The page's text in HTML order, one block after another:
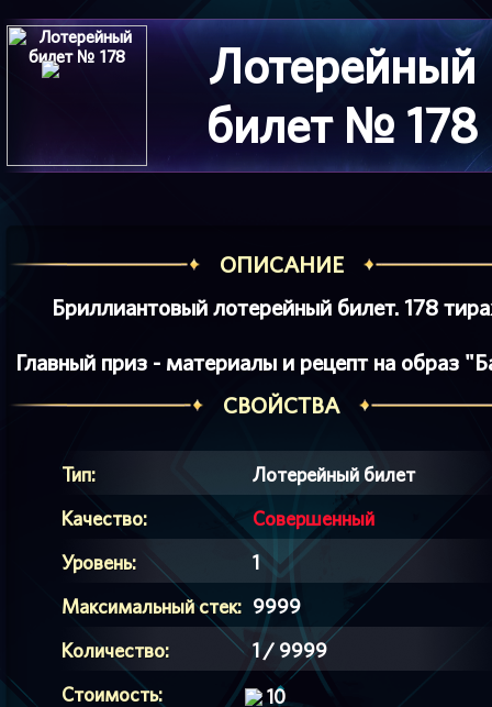
Лотерейный
билет № 178
ОПИСАНИЕ
Бриллиантовый лотерейный билет. 178
Главный приз - материалы и рецепт на образ
СВОЙСТВА
Тип:
Лотерейный билет
Качество:
Совершенный
Уровень:
1
Максимальный стек: 9999
Количество:
1 / 9999
Стоимость:
10